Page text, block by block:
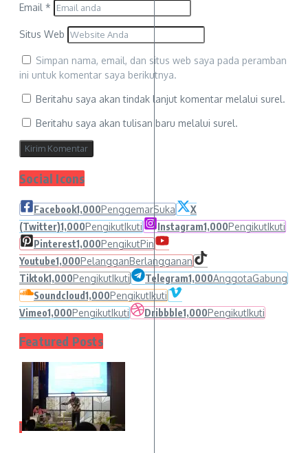
Email *
Situs Web
Simpan nama, email, dan situs web saya pada peramban
ini untuk komentar saya berikutnya.
Beritahu saya akan tindak lanjut komentar melalui surel.
Beritahu saya akan tulisan baru melalui surel.
Social Icons
Facebook1,000PenggemarSuka
X
(Twitter)1,000PengikutIkuti Instagram1,000PengikutIkuti
Pinterest1,000PengikutPin
Youtube1,000PelangganBerlangganan
Tiktok1,000PengikutIkuti Telegram1,000AnggotaGabung
Soundcloud1,000PengikutIkuti
Vimeo1,000PengikutIkuti Dribbble1,000PengikutIkuti
Featured Posts
1